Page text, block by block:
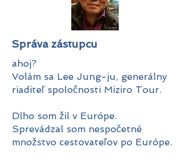
Správa zástupcu
ahoj?
Volám sa Lee Jung-ju, generálny
riaditeľ spoločnosti Miziro Tour.
Dlho som žil v Európe.
Sprevádzal som nespočetné
množstvo cestovateľov po Európe.